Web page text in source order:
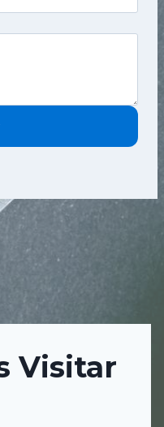
Visitar